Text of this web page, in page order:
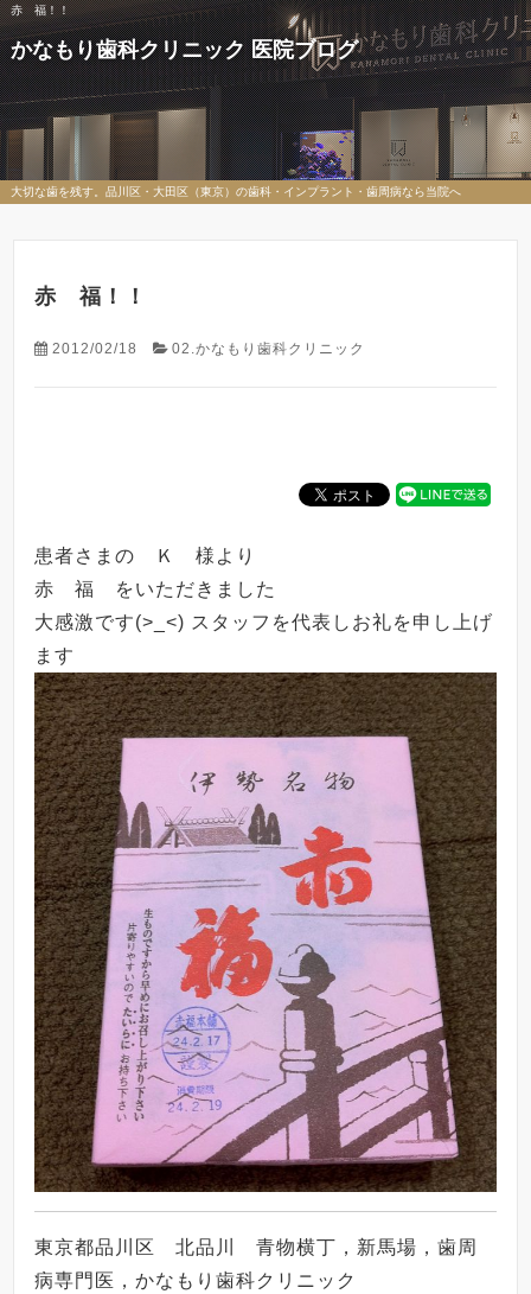
赤 福！！
かなもり歯科クリニック 医院ブログ
大切な歯を残す。品川区・大田区（東京）の歯科・インプラント・歯周病なら当院へ
赤 福！！
2012/02/18 02.かなもり歯科クリニック
患者さまの Ｋ 様より
赤 福 をいただきました
大感激です(>_<) スタッフを代表しお礼を申し上げ
ます
東京都品川区 北品川 青物横丁，新馬場，歯周
病専門医，かなもり歯科クリニック